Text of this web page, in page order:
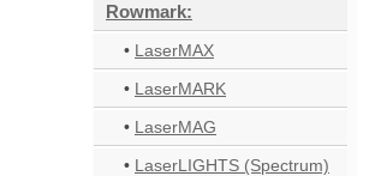
Rowmark:
• LaserMAX
• LaserMARK
• LaserMAG
• LaserLIGHTS (Spectrum)